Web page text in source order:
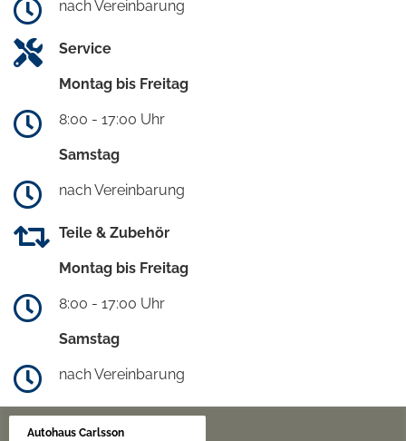
nach Vereinbarung
Service
Montag bis Freitag
8:00 - 17:00 Uhr
Samstag
nach Vereinbarung
Teile & Zubehör
Montag bis Freitag
8:00 - 17:00 Uhr
Samstag
nach Vereinbarung
Autohaus Carlsson